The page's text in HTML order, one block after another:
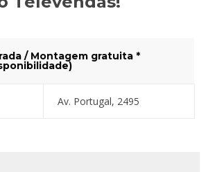
/ Montagem gratuita *
Av. Portugal, 2495